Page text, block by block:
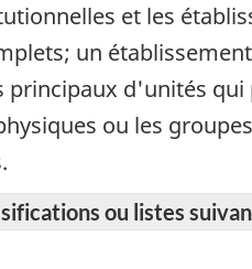
et les
un
d'unités
ou les
ou listes